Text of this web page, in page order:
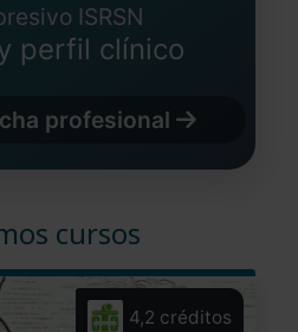
ISRSN
perfil clínico
profesional
cursos
4,2 créditos